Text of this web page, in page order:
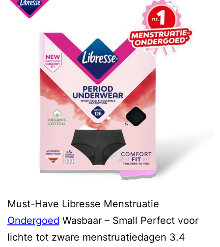
Must-Have Libresse Menstruatie
Ondergoed Wasbaar – Small Perfect voor
lichte tot zware menstruatiedagen 3.4